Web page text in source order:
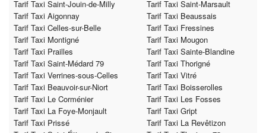
Tarif Taxi Saint-Jouin-de-Milly
Tarif Taxi Saint-Marsault
Tarif Taxi Aigonnay
Tarif Taxi Beaussais
Tarif Taxi Celles-sur-Belle
Tarif Taxi Fressines
Tarif Taxi Montigné
Tarif Taxi Mougon
Tarif Taxi Prailles
Tarif Taxi Sainte-Blandine
Tarif Taxi Saint-Médard 79
Tarif Taxi Thorigné
Tarif Taxi Verrines-sous-Celles
Tarif Taxi Vitré
Tarif Taxi Beauvoir-sur-Niort
Tarif Taxi Boisserolles
Tarif Taxi Le Corménier
Tarif Taxi Les Fosses
Tarif Taxi La Foye-Monjault
Tarif Taxi Gript
Tarif Taxi Prissé
Tarif Taxi La Revêtizon